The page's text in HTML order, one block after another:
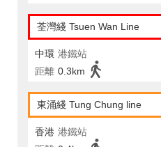
荃灣綫 Tsuen Wan Line
中環 港鐵站
距離 0.3km
東涌綫 Tung Chung line
香港 港鐵站